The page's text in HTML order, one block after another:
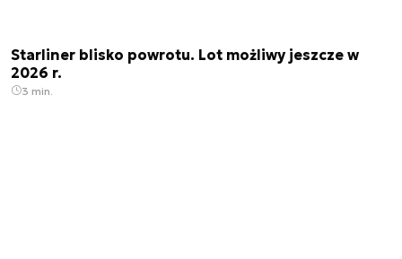
Starliner blisko powrotu. Lot możliwy jeszcze w
2026 r.
3 min.